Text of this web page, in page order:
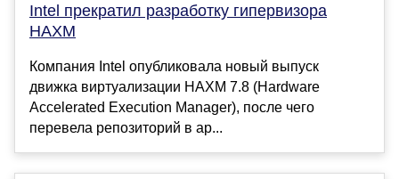
Intel прекратил разработку гипервизора
HAXM
Компания Intel опубликовала новый выпуск
движка виртуализации HAXM 7.8 (Hardware
Accelerated Execution Manager), после чего
перевела репозиторий в ар...